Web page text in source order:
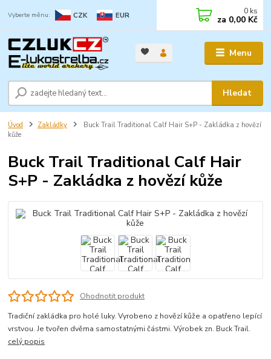
Menu
CZK EUR
Hledat
0 ks
za 0,00 Kč
Úvod Zakládky
Buck Trail Traditional Calf Hair S+P - Zakládka z hovězí
kůže
Buck Trail Traditional Calf Hair
S+P - Zakládka z hovězí kůže
Ohodnotit produkt
Tradiční zakládka pro holé luky. Vyrobeno z hovězí kůže a opatřeno lepící
vrstvou. Je tvořen dvěma samostatnými částmi. Výrobek zn. Buck Trail.
celý popis